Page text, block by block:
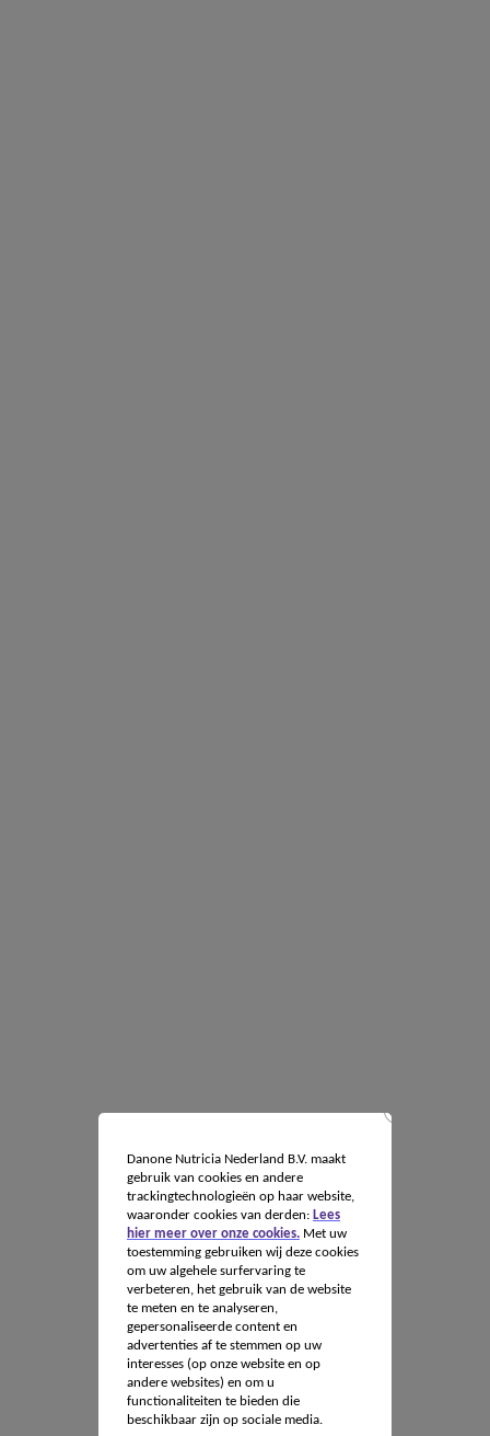
Danone Nutricia Nederland B.V. maakt
gebruik van cookies en andere
trackingtechnologieën op haar website,
waaronder cookies van derden: Lees
hier meer over onze cookies.Met uw
toestemming gebruiken wij deze cookies
om uw algehele surfervaring te
verbeteren, het gebruik van de website
te meten en te analyseren,
gepersonaliseerde content en
advertenties af te stemmen op uw
interesses (op onze website en op
andere websites) en om u
functionaliteiten te bieden die
beschikbaar zijn op sociale media.